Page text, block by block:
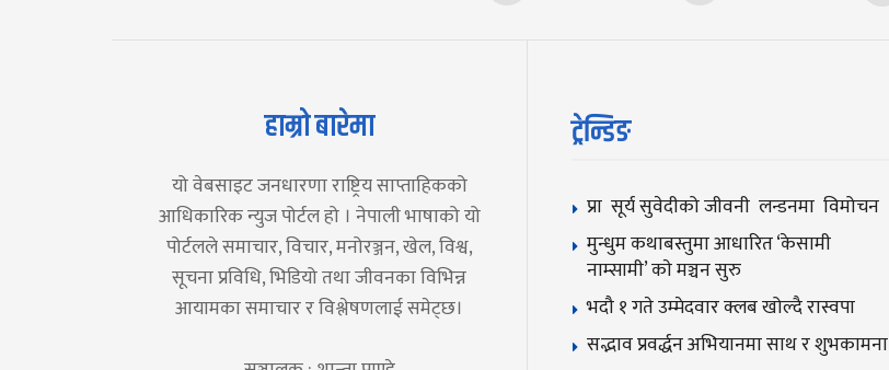
हाम्रो बारेमा
यो वेबसाइट जनधारणा राष्ट्रिय साप्ताहिकको
आधिकारिक न्युज पोर्टल हो । नेपाली भाषाको यो
पोर्टलले समाचार, विचार, मनोरञ्जन, खेल, विश्व,
सूचना प्रविधि, भिडियो तथा जीवनका विभिन्न
आयामका समाचार र विश्लेषणलाई समेट्छ।
ट्रेन्डिङ
प्रा सूर्य सुवेदीको जीवनी लन्डनमा विमोचन
मुन्धुम कथाबस्तुमा आधारित ‘केसामी
नाम्सामी’ काे मञ्चन सुरु
भदौ १ गते उम्मेदवार क्लब खोल्दै रास्वपा
सद्भाव प्रवर्द्धन अभियानमा साथ र शुभकामना